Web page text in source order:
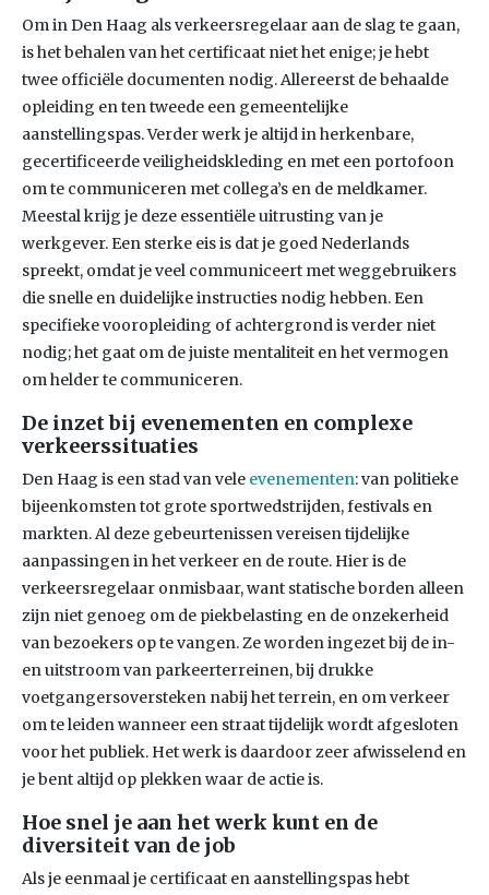
Om in Den Haag als verkeersregelaar aan de slag te gaan,
is het behalen van het certificaat niet het enige; je hebt
twee officiële documenten nodig. Allereerst de behaalde
opleiding en ten tweede een gemeentelijke
aanstellingspas. Verder werk je altijd in herkenbare,
gecertificeerde veiligheidskleding en met een portofoon
om te communiceren met collega’s en de meldkamer.
Meestal krijg je deze essentiële uitrusting van je
werkgever. Een sterke eis is dat je goed Nederlands
spreekt, omdat je veel communiceert met weggebruikers
die snelle en duidelijke instructies nodig hebben. Een
specifieke vooropleiding of achtergrond is verder niet
nodig; het gaat om de juiste mentaliteit en het vermogen
om helder te communiceren.
De inzet bij evenementen en complexe
verkeerssituaties
Den Haag is een stad van vele evenementen: van politieke
bijeenkomsten tot grote sportwedstrijden, festivals en
markten. Al deze gebeurtenissen vereisen tijdelijke
aanpassingen in het verkeer en de route. Hier is de
verkeersregelaar onmisbaar, want statische borden alleen
zijn niet genoeg om de piekbelasting en de onzekerheid
van bezoekers op te vangen. Ze worden ingezet bij de in-
en uitstroom van parkeerterreinen, bij drukke
voetgangersoversteken nabij het terrein, en om verkeer
om te leiden wanneer een straat tijdelijk wordt afgesloten
voor het publiek. Het werk is daardoor zeer afwisselend en
je bent altijd op plekken waar de actie is.
Hoe snel je aan het werk kunt en de
diversiteit van de job
Als je eenmaal je certificaat en aanstellingspas hebt